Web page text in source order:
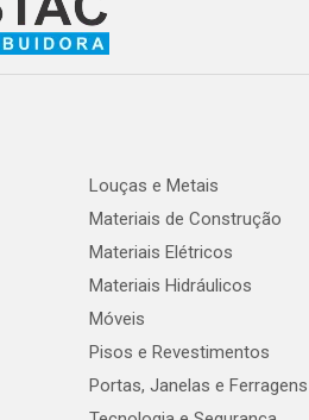
Louças e Metais
Materiais de Construção
Materiais Elétricos
Materiais Hidráulicos
Móveis
Pisos e Revestimentos
Portas, Janelas e Ferragens